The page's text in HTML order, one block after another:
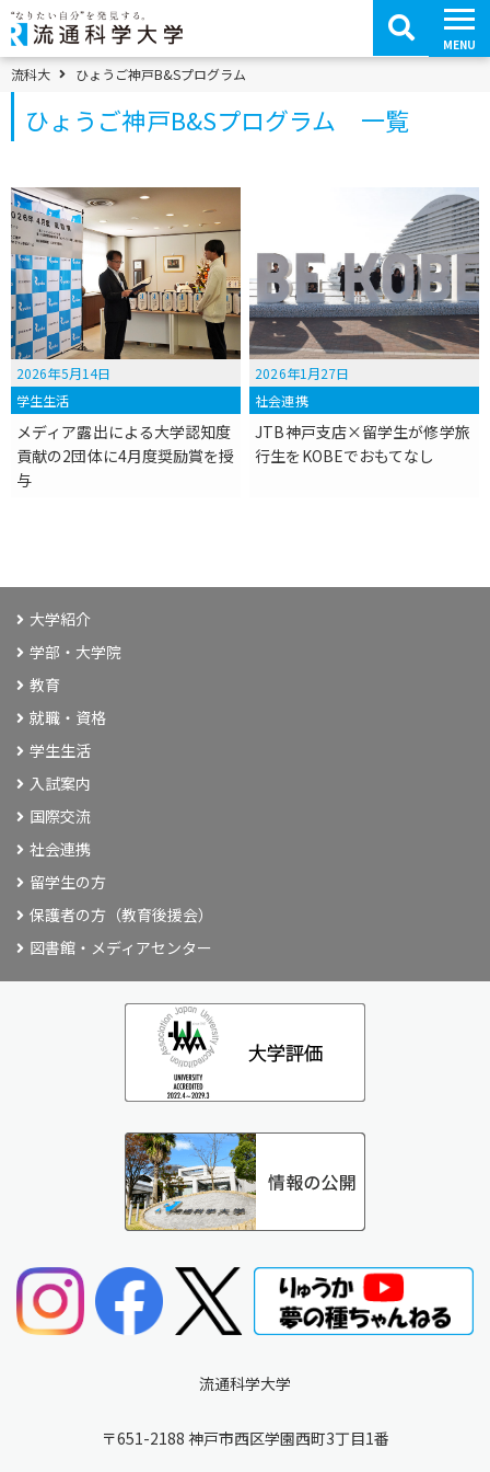
コ
ン
テ
ン
ツ
へ
移
MENU
パンくずメニュー
流科大 ひょうご神戸B&Sプログラム
ひょうご神戸B&Sプログラム 一覧
2026年5月14日
学生生活
メディア露出による大学認知度
貢献の2団体に4月度奨励賞を授
与
2026年1月27日
社会連携
JTB神戸支店×留学生が修学旅
行生をKOBEでおもてなし
大学紹介
学部・大学院
教育
就職・資格
学生生活
入試案内
国際交流
社会連携
留学生の方
保護者の方（教育後援会）
図書館・メディアセンター
流通科学大学
〒651-2188 神戸市西区学園西町3丁目1番